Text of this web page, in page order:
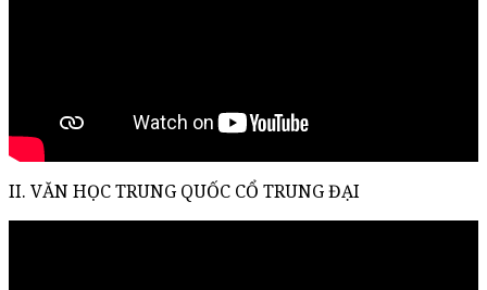
II. VĂN HỌC TRUNG QUỐC CỔ TRUNG ĐẠI